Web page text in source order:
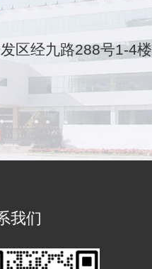
区经九路288号1-4楼
我们